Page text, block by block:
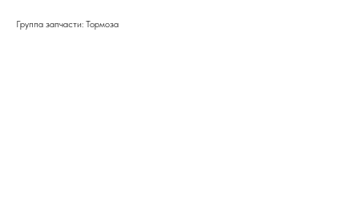
Группа запчасти: Тормоза